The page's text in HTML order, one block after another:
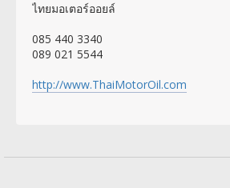
ไทยมอเตอร์ออยล์
085 440 3340
089 021 5544
http://www.ThaiMotorOil.com